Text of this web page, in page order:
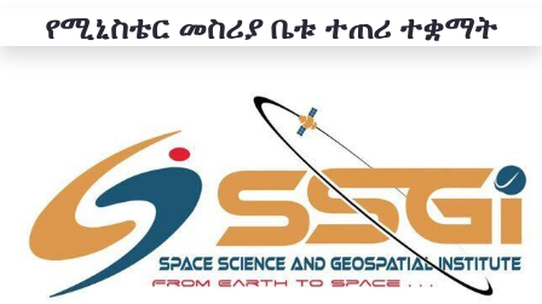
የሚኒስቴር መስሪያ ቤቱ ተጠሪ ተቋማት